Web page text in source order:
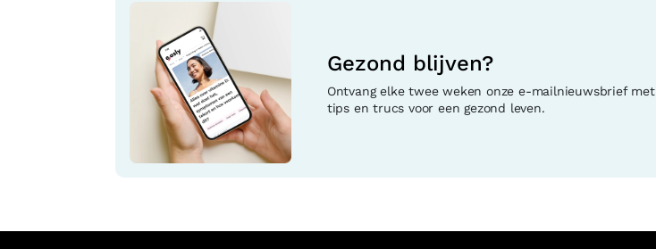
Gezond blijven?
Ontvang elke twee weken onze e-mailnieuwsbrief met
tips en trucs voor een gezond leven.